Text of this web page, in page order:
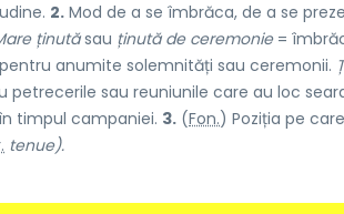
2. Mod de a se îmbrăca, de a se
ținutăsau ținută de ceremonie=
anumite solemnități sau ceremonii.
petrecerile sau reuniunile care au loc
timpul campaniei. 3. (Fon.) Poziția pe
tenue).